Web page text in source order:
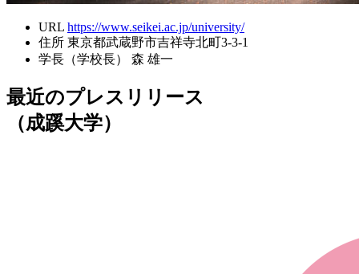
URL https://www.seikei.ac.jp/university/
住所 東京都武蔵野市吉祥寺北町3-3-1
学長（学校長）
森 雄一
最近のプレスリリース
（成蹊大学）